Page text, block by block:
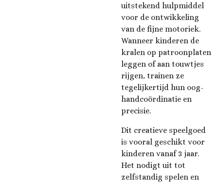
uitstekend hulpmiddel
voor de ontwikkeling
van de fijne motoriek.
Wanneer kinderen de
kralen op patroonplaten
leggen of aan touwtjes
rijgen, trainen ze
tegelijkertijd hun oog-
handcoördinatie en
precisie.
Dit creatieve speelgoed
is vooral geschikt voor
kinderen vanaf 3 jaar.
Het nodigt uit tot
zelfstandig spelen en